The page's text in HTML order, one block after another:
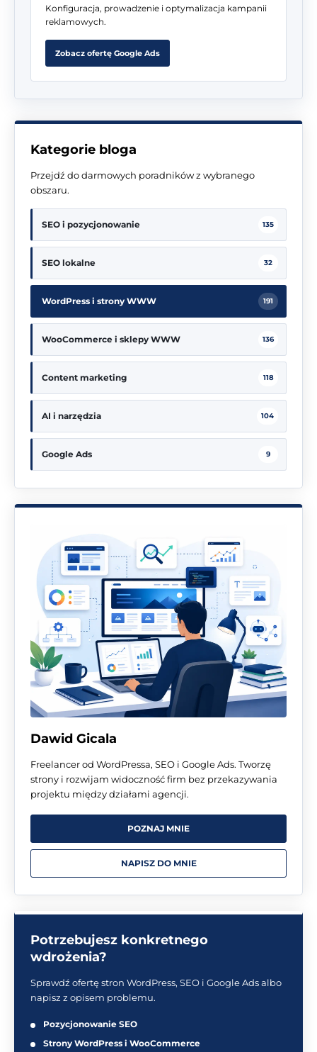
Konfiguracja, prowadzenie i optymalizacja kampanii
reklamowych.
Zobacz ofertę Google Ads
Kategorie bloga
Przejdź do darmowych poradników z wybranego
obszaru.
SEO i pozycjonowanie 135
SEO lokalne 32
WordPress i strony WWW 191
WooCommerce i sklepy WWW 136
Content marketing 118
AI i narzędzia 104
Google Ads 9
Dawid Gicala
Freelancer od WordPressa, SEO i Google Ads. Tworzę
strony i rozwijam widoczność firm bez przekazywania
projektu między działami agencji.
POZNAJ MNIE
NAPISZ DO MNIE
Potrzebujesz konkretnego
wdrożenia?
Sprawdź ofertę stron WordPress, SEO i Google Ads albo
napisz z opisem problemu.
Pozycjonowanie SEO
Strony WordPress i WooCommerce